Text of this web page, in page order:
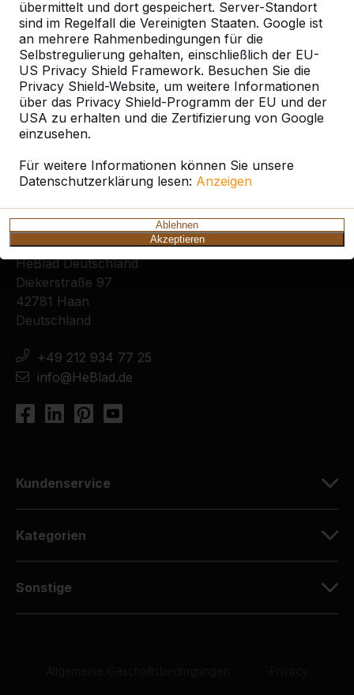
übermittelt und dort gespeichert. Server-Standort
sind im Regelfall die Vereinigten Staaten. Google ist
an mehrere Rahmenbedingungen für die
Selbstregulierung gehalten, einschließlich der EU-
US Privacy Shield Framework. Besuchen Sie die
Privacy Shield-Website, um weitere Informationen
über das Privacy Shield-Programm der EU und der
USA zu erhalten und die Zertifizierung von Google
einzusehen.
Für weitere Informationen können Sie unsere
Datenschutzerklärung lesen: Anzeigen
Ablehnen
Akzeptieren
Alles anzeigen
Ort oder Postleitzahl suchen
Kontakt
HeBlad Deutschland
Diekerstraße 97
42781 Haan
Deutschland
+49 212 934 77 25
info@HeBlad.de
Kundenservice
Kategorien
Sonstige